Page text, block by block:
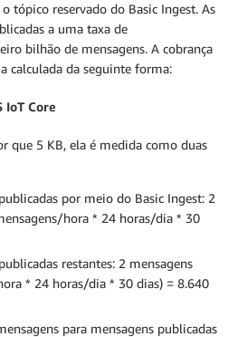
tópico reservado do Basic Ingest. As
a uma taxa de
bilhão de mensagens. A cobrança
calculada da seguinte forma:
IoT Core
que 5 KB, ela é medida como duas
por meio do Basic Ingest: 2
hora * 24 horas/dia * 30
restantes: 2 mensagens
* 24 horas/dia * 30 dias) = 8.640
para mensagens publicadas